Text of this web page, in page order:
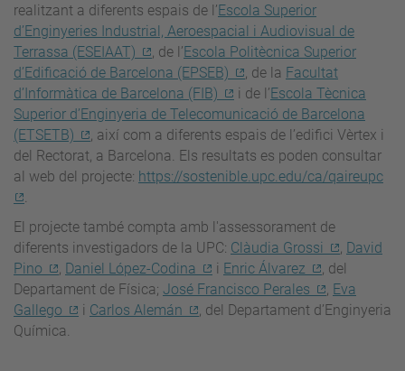
realitzant a diferents espais de l’Escola Superior
d’Enginyeries Industrial, Aeroespacial i Audiovisual de
Terrassa (ESEIAAT)
, de l’Escola Politècnica Superior
d’Edificació de Barcelona (EPSEB)
, de la Facultat
d’Informàtica de Barcelona (FIB)
i de l’Escola Tècnica
Superior d’Enginyeria de Telecomunicació de Barcelona
(ETSETB)
, així com a diferents espais de l’edifici Vèrtex i
del Rectorat, a Barcelona. Els resultats es poden consultar
al web del projecte: https://sostenible.upc.edu/ca/qaireupc
.
El projecte també compta amb l'assessorament de
diferents investigadors de la UPC: Clàudia Grossi , David
Pino
, Daniel López-Codina i Enric Álvarez
, del
Departament de Física; José Francisco Perales , Eva
Gallego
i Carlos Alemán
, del Departament d’Enginyeria
Química.